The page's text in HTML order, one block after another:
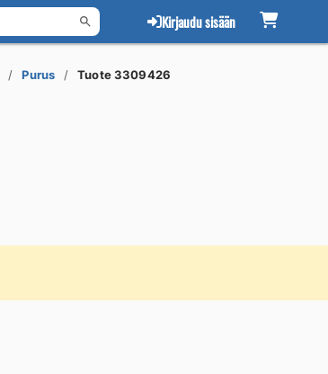
Kirjaudu sisään
Purus Tuote 3309426